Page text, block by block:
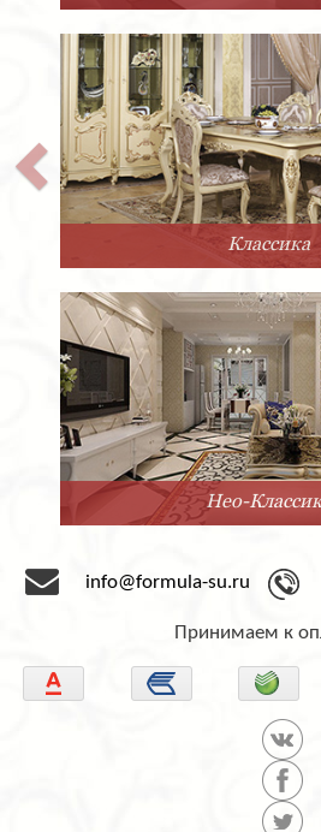
Нео-Классика
info@formula-su.ru
Принимаем к